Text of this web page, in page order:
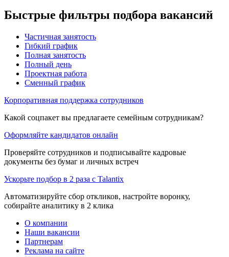
Быстрые фильтры подбора вакансий
Частичная занятость
Гибкий график
Полная занятость
Полный день
Проектная работа
Сменный график
Корпоративная поддержка сотрудников
Какой соцпакет вы предлагаете семейным сотрудникам?
Оформляйте кандидатов онлайн
Проверяйте сотрудников и подписывайте кадровые
документы без бумаг и личных встреч
Ускорьте подбор в 2 раза с Talantix
Автоматизируйте сбор откликов, настройте воронку,
собирайте аналитику в 2 клика
О компании
Наши вакансии
Партнерам
Реклама на сайте